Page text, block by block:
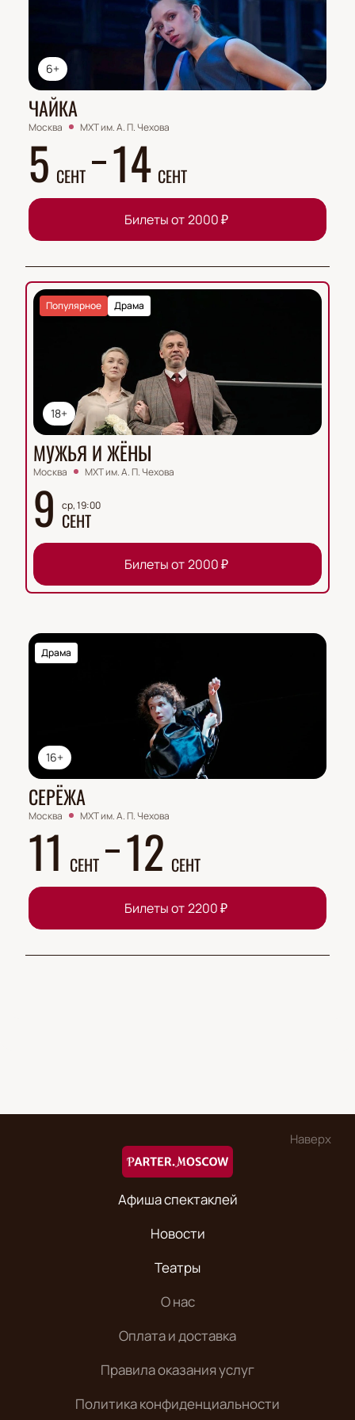
6+
ЧАЙКА
Москва МХТ им. А. П. Чехова
5 СЕНТ 14 СЕНТ
Билеты от 2000₽
18+
Драма
Популярное
МУЖЬЯ И ЖЁНЫ
Москва МХТ им. А. П. Чехова
9 ср, 19:00
СЕНТ
Билеты от 2000₽
16+
Драма
СЕРЁЖА
Москва МХТ им. А. П. Чехова
11 СЕНТ 12 СЕНТ
Билеты от2200₽
Наверх
Афиша спектаклей
Новости
Театры
О нас
Оплата и доставка
Правила оказания услуг
Политика конфиденциальности